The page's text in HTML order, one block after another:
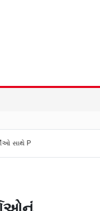
રમુજી સંવાદ